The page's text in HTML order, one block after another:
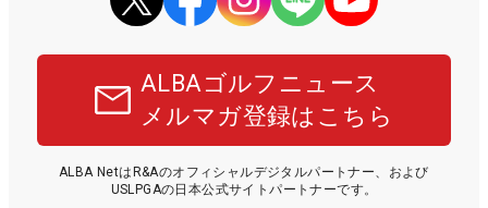
ALBAゴルフニュース
メルマガ登録はこちら
ALBA NetはR&Aのオフィシャルデジタルパートナー、および
USLPGAの日本公式サイトパートナーです。